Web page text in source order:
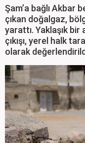
Şam’a bağlı Akbar
çıkan doğalgaz,
yarattı. Yaklaşık bir
çıkışı, yerel halk
olarak